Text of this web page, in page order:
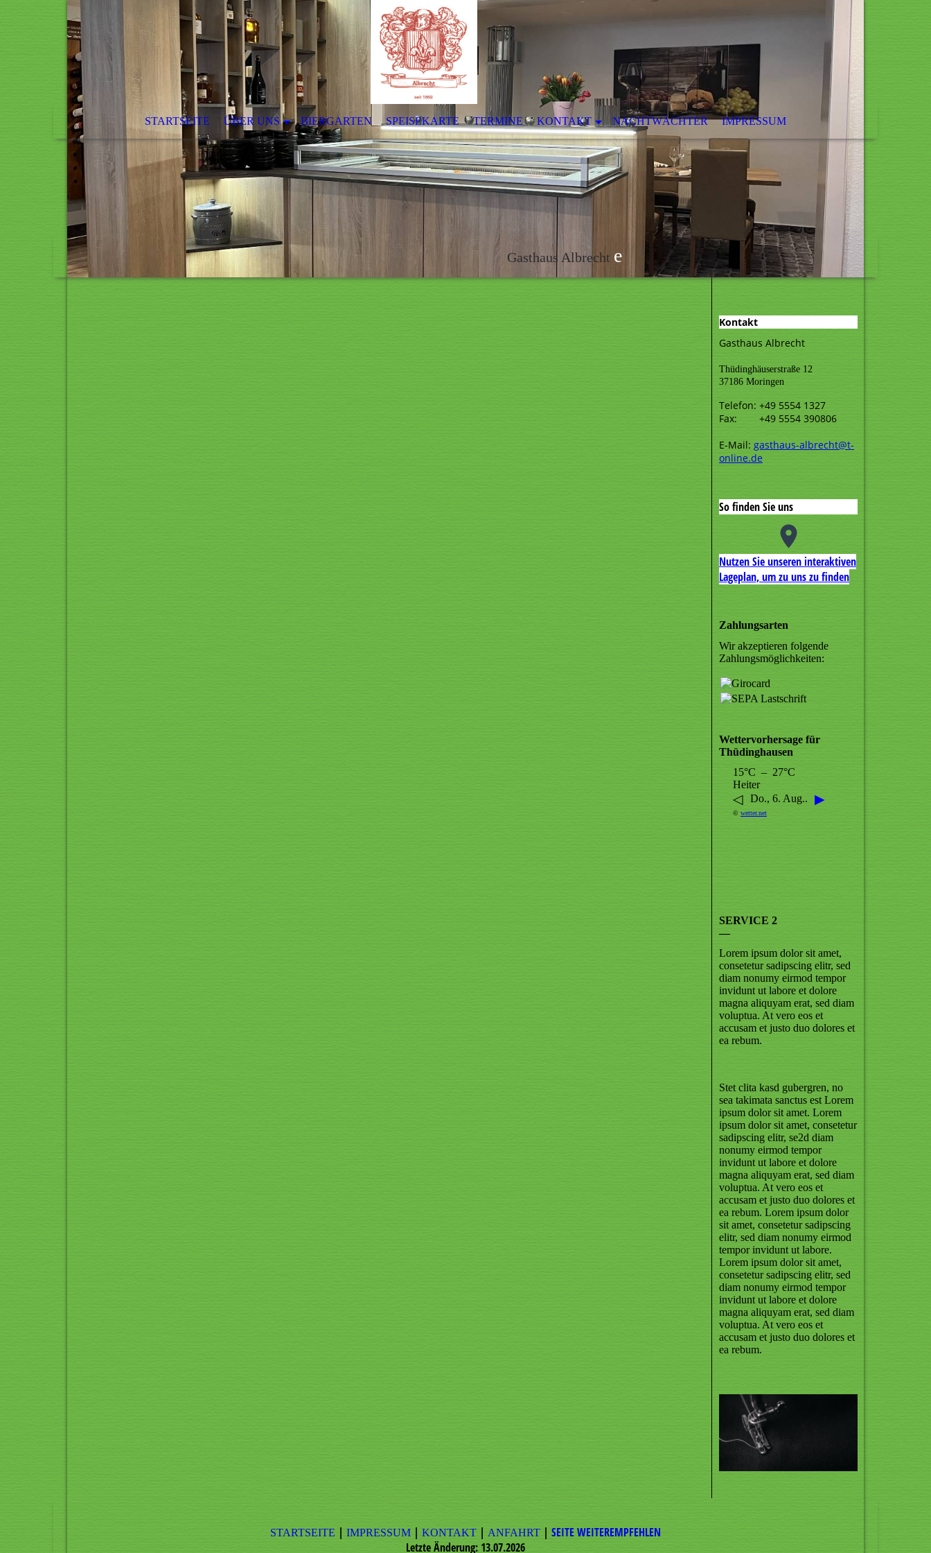
STARTSEITE ÜBER UNS BIERGARTEN SPEISEKARTE TERMINE KONTAKT NACHTWÄCHTER IMPRESSUM
Gasthaus Albrecht e
Kontakt
Gasthaus Albrecht
Thüdinghäuserstraße 12
37186 Moringen
Telefon: +49 5554 1327
Fax: +49 5554 390806
E-Mail: gasthaus-albrecht@t-
online.de
So finden Sie uns
Nutzen Sie unseren interaktiven
La­ge­plan, um zu uns zu finden
Zahlungsarten
Wir akzeptieren folgende
Zahlungsmöglichkeiten:
Wettervorhersage für
Thüdinghausen
15°C – 27°C
Heiter
◁ Do., 6. Aug.. ▶
© wetter.net
SERVICE 2
—
Lorem ipsum dolor sit amet,
consetetur sadipscing elitr, sed
diam nonumy eirmod tempor
invidunt ut labore et dolore
magna aliquyam erat, sed diam
voluptua. At vero eos et
accusam et justo duo dolores et
ea rebum.
Stet clita kasd gubergren, no
sea takimata sanctus est Lorem
ipsum dolor sit amet. Lorem
ipsum dolor sit amet, consetetur
sadipscing elitr, se2d diam
nonumy eirmod tempor
invidunt ut labore et dolore
magna aliquyam erat, sed diam
voluptua. At vero eos et
accusam et justo duo dolores et
ea rebum. Lorem ipsum dolor
sit amet, consetetur sadipscing
elitr, sed diam nonumy eirmod
tempor invidunt ut labore.
Lorem ipsum dolor sit amet,
consetetur sadipscing elitr, sed
diam nonumy eirmod tempor
invidunt ut labore et dolore
magna aliquyam erat, sed diam
voluptua. At vero eos et
accusam et justo duo dolores et
ea rebum.
STARTSEITE | IMPRESSUM | KONTAKT | ANFAHRT | SEITE WEITEREMPFEHLEN
Letzte Änderung: 13.07.2026